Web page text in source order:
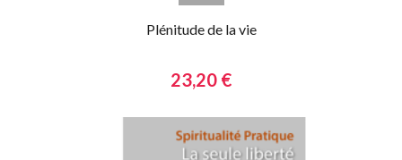
Plénitude de la vie
23,20 €